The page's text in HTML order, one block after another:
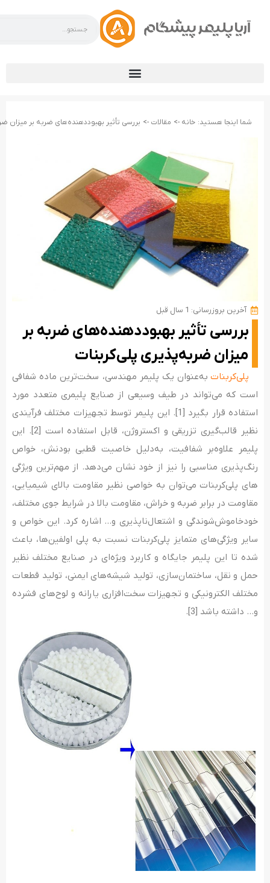
شما اینجا هستید: خانه -> مقالات -> بررسی تأثیر بهبوددهنده‌های ضربه بر میزان
آخرین بروزرسانی: 1 سال قبل
بررسی تأثیر بهبوددهنده‌های ضربه بر
میزان ضربه‌پذیری پلی‌کربنات
پلی‌کربناتبه‌عنوان یک پلیمر مهندسی، سخت‌ترین ماده شفافی
است که می‌تواند در طیف وسیعی از صنایع پلیمری متعدد مورد
استفاده قرار ‌بگیرد [1]. این پلیمر توسط تجهیزات مختلف فرآیندی
نظیر قالب­‌گیری تزریقی و اکستروژن، قابل استفاده است [2]. این
پلیمر علاوه‌بر شفافیت، به‌دلیل خاصیت قطبی بودنش، خواص
رنگ‌پذیری مناسبی را نیز از خود نشان می­‌دهد. از مهم‌ترین ویژگی­‌
های پلی‌کربنات می‌توان به خواصی نظیر مقاومت بالای شیمیایی،
مقاومت در برابر ضربه و خراش، مقاومت بالا در شرایط جوی مختلف،
خودخاموش‌شوندگی و اشتعال‌ناپذیری و… اشاره کرد. این خواص و
سایر ویژگی‌های متمایز پلی‌کربنات نسبت به پلی اولفین‌ها، باعث
شده تا این پلیمر جایگاه و کاربرد ویژه‌­ای در صنایع مختلف نظیر
حمل و نقل، ساختمان‌سازی، تولید شیشه­‌های ایمنی، تولید قطعات
مختلف الکترونیکی و تجهیزات سخت‌افزاری یارانه و لوح­‌های فشرده
و… داشته باشد [3].